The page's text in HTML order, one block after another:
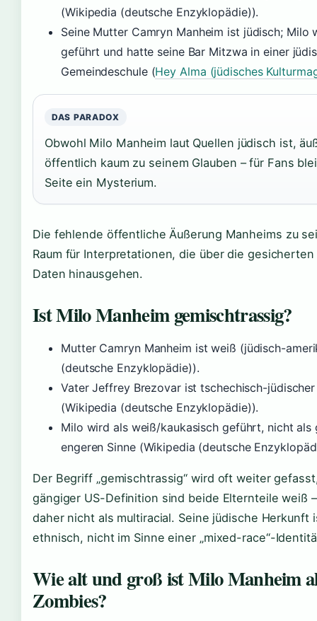
(Wikipedia (deutsche Enzyklopädie)).
Seine Mutter Camryn Manheim ist jüdisch; Milo
geführt und hatte seine Bar Mitzwa in einer
Gemeindeschule (Hey Alma (jüdisches
DAS PARADOX
Obwohl Milo Manheim laut Quellen jüdisch ist,
öffentlich kaum zu seinem Glauben – für Fans
Seite ein Mysterium.
Die fehlende öffentliche Äußerung Manheims zu
Raum für Interpretationen, die über die
Daten hinausgehen.
Ist Milo Manheim gemischtrassig?
Mutter Camryn Manheim ist weiß (jüdisch-
(deutsche Enzyklopädie)).
Vater Jeffrey Brezovar ist tschechisch-
(Wikipedia (deutsche Enzyklopädie)).
Milo wird als weiß/kaukasisch geführt, nicht als
engeren Sinne (Wikipedia (deutsche
Der Begriff „gemischtrassig“ wird oft weiter
gängiger US-Definition sind beide Elternteile weiß
daher nicht als multiracial. Seine jüdische Herkunft
ethnisch, nicht im Sinne einer „mixed-race“-
Wie alt und groß ist Milo Manheim
Zombies?